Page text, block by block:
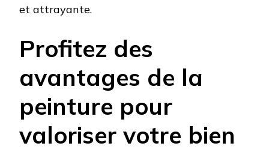
et attrayante.
Profitez des
avantages de la
peinture pour
valoriser votre bien